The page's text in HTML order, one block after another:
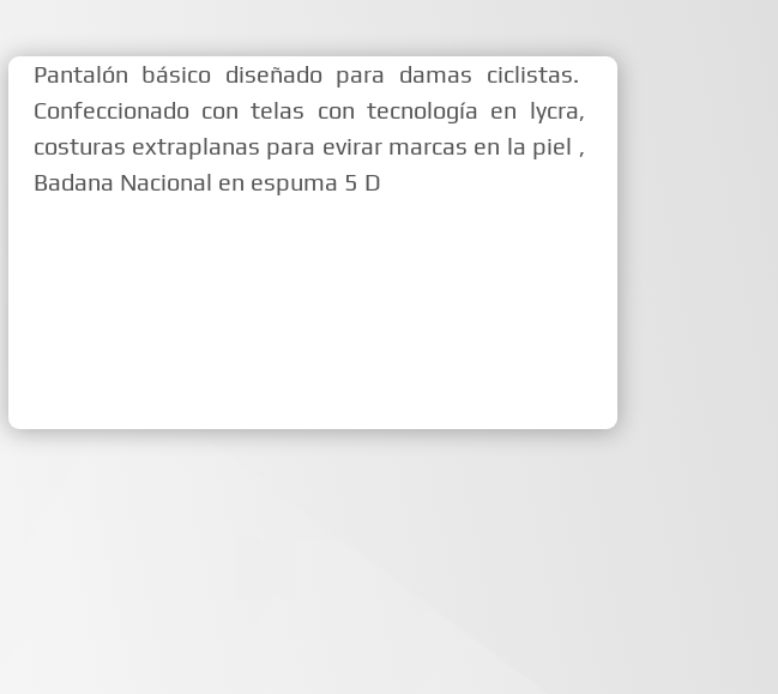
Pantalón básico diseñado para damas ciclistas.
Confeccionado con telas con tecnología en lycra,
costuras extraplanas para evirar marcas en la piel ,
Badana Nacional en espuma 5 D